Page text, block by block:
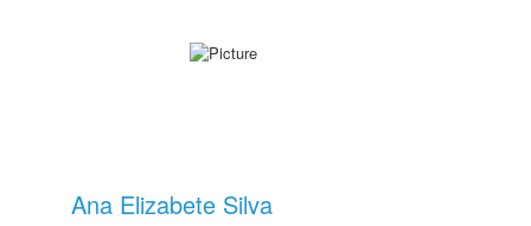
Ana Elizabete Silva